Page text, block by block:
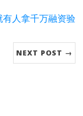
人拿千万融资验
NEXT POST →